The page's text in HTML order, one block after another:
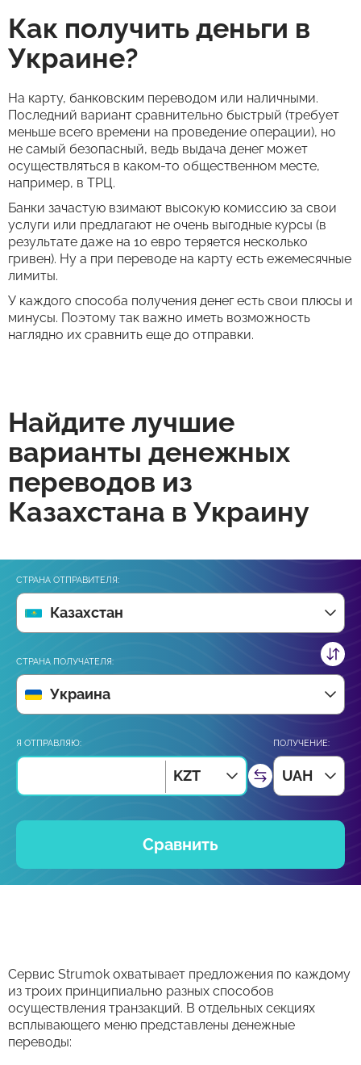
Как получить деньги в
Украине?
На карту, банковским переводом или наличными.
Последний вариант сравнительно быстрый (требует
меньше всего времени на проведение операции), но
не самый безопасный, ведь выдача денег может
осуществляться в каком-то общественном месте,
например, в ТРЦ.
Банки зачастую взимают высокую комиссию за свои
услуги или предлагают не очень выгодные курсы (в
результате даже на 10 евро теряется несколько
гривен). Ну а при переводе на карту есть ежемесячные
лимиты.
У каждого способа получения денег есть свои плюсы и
минусы. Поэтому так важно иметь возможность
наглядно их сравнить еще до отправки.
Найдите лучшие
варианты денежных
переводов из
Казахстана в Украину
СТРАНА ОТПРАВИТЕЛЯ:
Казахстан
СТРАНА ПОЛУЧАТЕЛЯ:
Украина
Я ОТПРАВЛЯЮ:
KZT
ПОЛУЧЕНИЕ:
UAH
Сравнить
Сервис Strumok охватывает предложения по каждому
из троих принципиально разных способов
осуществления транзакций. В отдельных секциях
всплывающего меню представлены денежные
переводы: